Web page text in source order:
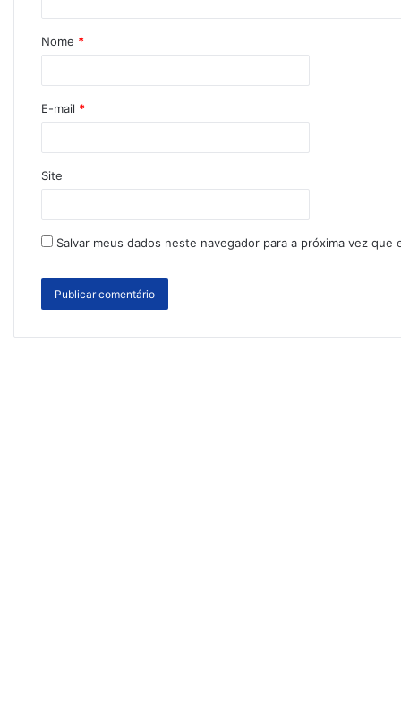
Nome *
E-mail *
Site
Salvar meus dados neste navegador para a próxima vez que